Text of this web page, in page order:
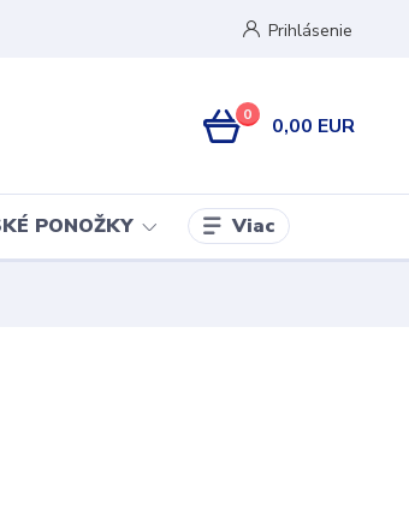
Prihlásenie
0 0,00 EUR
PONOŽKY Viac